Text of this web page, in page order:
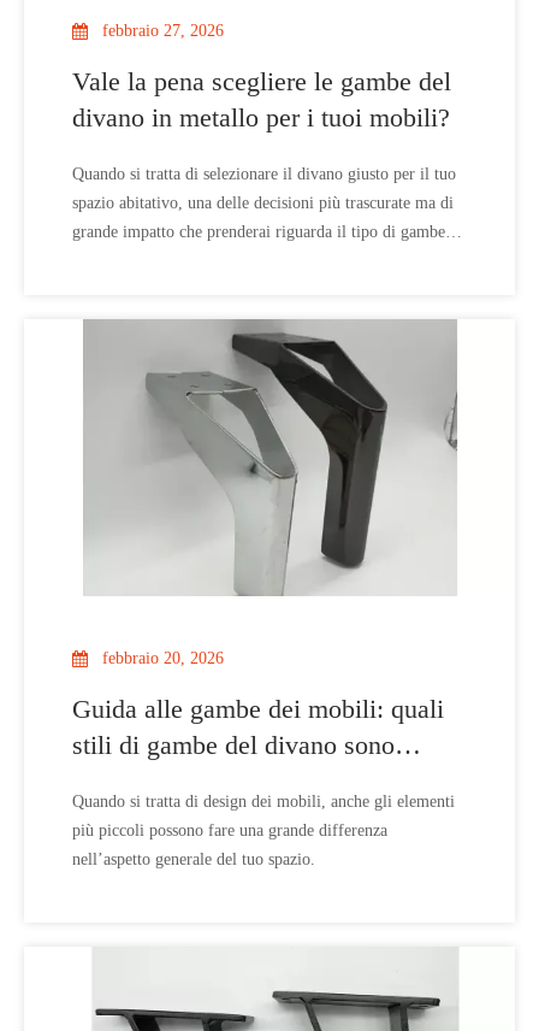
febbraio 27, 2026
Vale la pena scegliere le gambe del
divano in metallo per i tuoi mobili?
Quando si tratta di selezionare il divano giusto per il tuo
spazio abitativo, una delle decisioni più trascurate ma di
grande impatto che prenderai riguarda il tipo di gambe
febbraio 20, 2026
Guida alle gambe dei mobili: quali
stili di gambe del divano sono
Quando si tratta di design dei mobili, anche gli elementi
più piccoli possono fare una grande differenza
nell’aspetto generale del tuo spazio.